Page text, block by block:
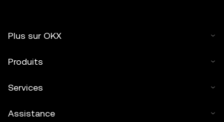
Plus sur OKX
Produits
Services
Assistance